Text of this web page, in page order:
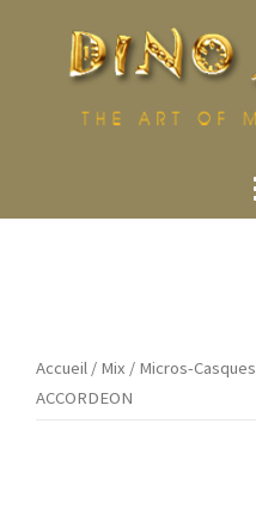
Accueil / Mix / Micros-Casques
ACCORDEON